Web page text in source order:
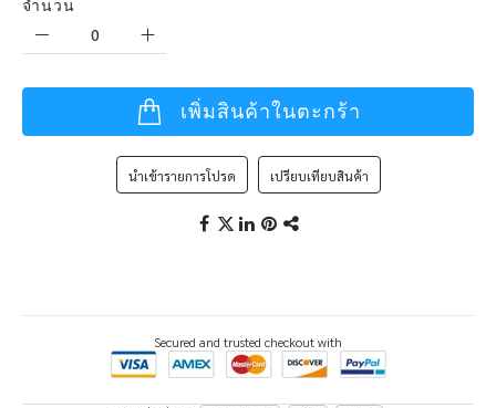
จำนวน
เพิ่มสินค้าในตะกร้า
นำเข้ารายการโปรด เปรียบเทียบสินค้า
Secured and trusted checkout with